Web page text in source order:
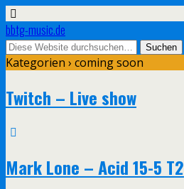
bbtg-music.de
Kategorien › coming soon
Twitch – Live show
Mark Lone – Acid 15-5 T2